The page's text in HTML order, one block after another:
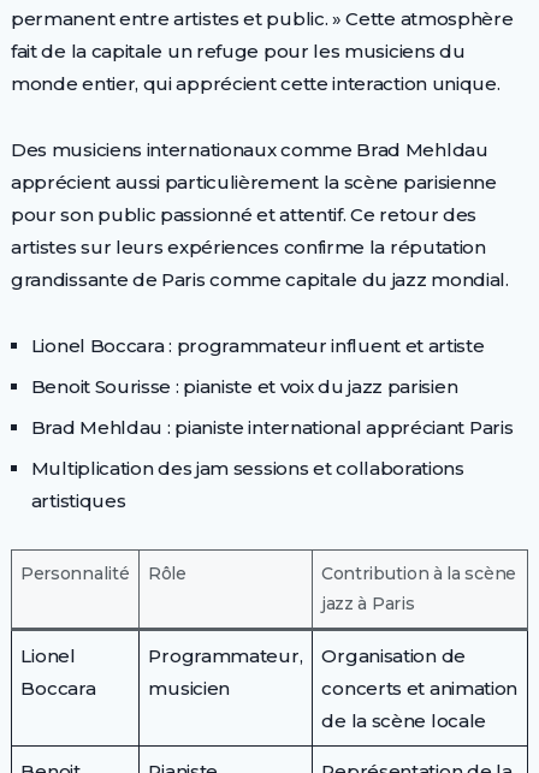
permanent entre artistes et public. » Cette atmosphère
fait de la capitale un refuge pour les musiciens du
monde entier, qui apprécient cette interaction unique.
Des musiciens internationaux comme Brad Mehldau
apprécient aussi particulièrement la scène parisienne
pour son public passionné et attentif. Ce retour des
artistes sur leurs expériences confirme la réputation
grandissante de Paris comme capitale du jazz mondial.
Lionel Boccara : programmateur influent et artiste
Benoit Sourisse : pianiste et voix du jazz parisien
Brad Mehldau : pianiste international appréciant Paris
Multiplication des jam sessions et collaborations
artistiques
Personnalité Rôle
Contribution à la scène
jazz à Paris
Lionel
Boccara
Programmateur,
musicien
Organisation de
concerts et animation
de la scène locale